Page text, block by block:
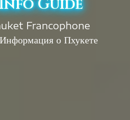
Guide
Francophone
о Пхукете